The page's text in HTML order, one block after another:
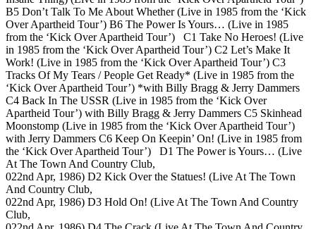
B5 Don’t Talk To Me About Whether (Live in 1985 from the ‘Kick
Over Apartheid Tour’) B6 The Power Is Yours… (Live in 1985
from the ‘Kick Over Apartheid Tour’) C1 Take No Heroes! (Live
in 1985 from the ‘Kick Over Apartheid Tour’) C2 Let’s Make It
Work! (Live in 1985 from the ‘Kick Over Apartheid Tour’) C3
Tracks Of My Tears / People Get Ready* (Live in 1985 from the
‘Kick Over Apartheid Tour’) *with Billy Bragg & Jerry Dammers
C4 Back In The USSR (Live in 1985 from the ‘Kick Over
Apartheid Tour’) with Billy Bragg & Jerry Dammers C5 Skinhead
Moonstomp (Live in 1985 from the ‘Kick Over Apartheid Tour’)
with Jerry Dammers C6 Keep On Keepin’ On! (Live in 1985 from
the ‘Kick Over Apartheid Tour’) D1 The Power is Yours… (Live
At The Town And Country Club,
022nd Apr, 1986) D2 Kick Over the Statues! (Live At The Town
And Country Club,
022nd Apr, 1986) D3 Hold On! (Live At The Town And Country
Club,